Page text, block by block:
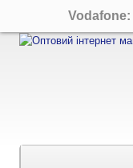
Vodafone: